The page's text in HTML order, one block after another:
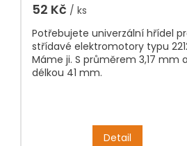
52 Kč / ks
Detail
Potřebujete univerzální hřídel
střídavé elektromotory typu
Máme ji. S průměrem 3,17 mm a
délkou 41 mm.